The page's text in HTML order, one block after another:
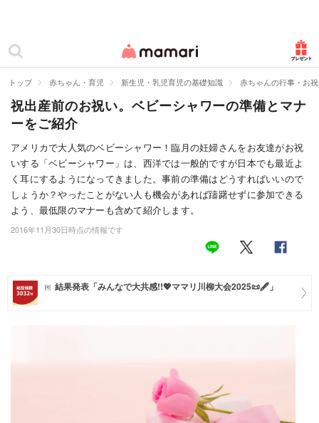
ママリ
カテゴリー一覧
妊娠
出産
赤ちゃん・育児
子育て・家族
病院
お仕事
トップ 赤ちゃん・育児 新生児・乳児育児の基礎知識 赤ちゃんの行事・お
祝出産前のお祝い。ベビーシャワーの準備とマナ
ーをご紹介
アメリカで大人気のベビーシャワー！臨月の妊婦さんをお友達がお祝
いする「ベビーシャワー」は、西洋では一般的ですが日本でも最近よ
く耳にするようになってきました。事前の準備はどうすればいいので
しょうか？やったことがない人も機会があれば躊躇せずに参加できる
よう、最低限のマナーも含めて紹介します。
2016年11月30日時点の情報です
結果発表「みんなで大共感!!💖ママリ川柳大会2025📜🖋️」